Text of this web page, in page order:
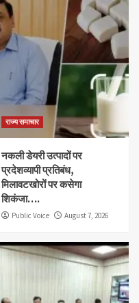
राज्य समाचार
नकली डेयरी उत्पादों पर
प्रदेशव्यापी प्रतिबंध,
मिलावटखोरों पर कसेगा
शिकंजा….
Public Voice August 7, 2026